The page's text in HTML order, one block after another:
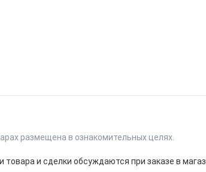
размещена в ознакомительных целях.
и сделки обсуждаются при заказе в